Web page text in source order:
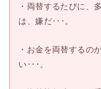
・両替するたびに、
は、嫌だ･･･。
・お金を両替するの
い･･･。